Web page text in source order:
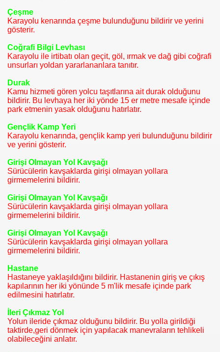
Çeşme
Karayolu kenarında çeşme bulunduğunu bildirir ve yerini
gösterir.
Coğrafi Bilgi Levhası
Karayolu ile irtibatı olan geçit, göl, ırmak ve dağ gibi coğrafi
unsurları yoldan yararlananlara tanıtır.
Durak
Kamu hizmeti gören yolcu taşıtlarına ait durak olduğunu
bildirir. Bu levhaya her iki yönde 15 er metre mesafe içinde
park etmenin yasak olduğunu hatırlatır.
Gençlik Kamp Yeri
Karayolu kenarında, gençlik kamp yeri bulunduğunu bildirir
ve yerini gösterir.
Girişi Olmayan Yol Kavşağı
Sürücülerin kavşaklarda girişi olmayan yollara
girmemelerini bildirir.
Girişi Olmayan Yol Kavşağı
Sürücülerin kavşaklarda girişi olmayan yollara
girmemelerini bildirir.
Girişi Olmayan Yol Kavşağı
Sürücülerin kavşaklarda girişi olmayan yollara
girmemelerini bildirir.
Hastane
Hastaneye yaklaşıldığını bildirir. Hastanenin giriş ve çıkış
kapılarının her iki yönünde 5 m'lik mesafe içinde park
edilmesini hatırlatır.
İleri Çıkmaz Yol
Yolun ileride çıkmaz olduğunu bildirir. Bu yolla girildiği
taktirde,geri dönmek için yapılacak manevraların tehlikeli
olabileceğini anlatır.